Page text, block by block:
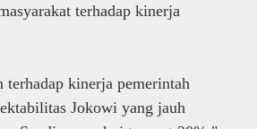
terhadap kinerja
terhadap kinerja pemerintah
Jokowi yang jauh